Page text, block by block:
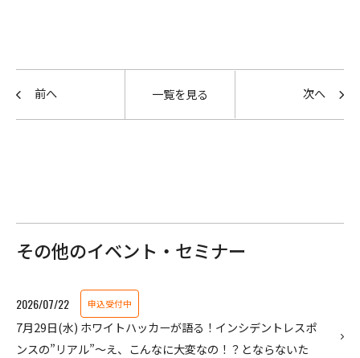
前へ 一覧を見る 次へ
その他のイベント・セミナー
2026/07/22 申込受付中
7月29日(水) ホワイトハッカーが語る！インシデントレスポ
ンスの”リアル”〜え、こんなに大変なの！？とならないた